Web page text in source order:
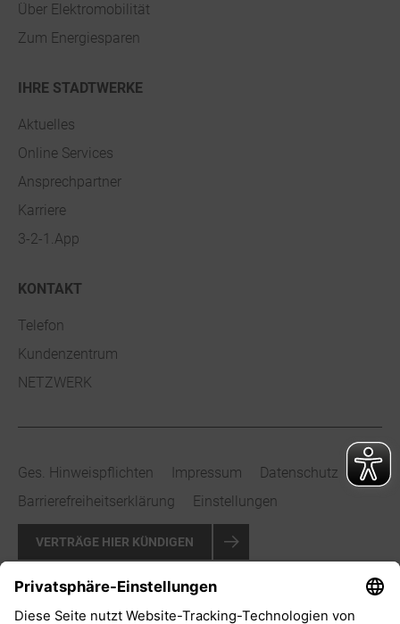
Über Elektromobilität
Zum Energiesparen
IHRE STADTWERKE
Aktuelles
Online Services
Ansprechpartner
Karriere
3-2-1.App
KONTAKT
Telefon
Kundenzentrum
NETZWERK
Ges. Hinweispflichten Impressum
Datenschutz
Barrierefreiheitserklärung
Einstellungen
VERTRÄGE HIER KÜNDIGEN
VERTRAG WIDERRUFEN